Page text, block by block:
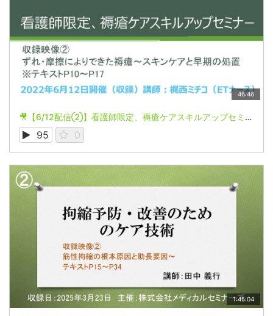
46:46
🎥【6/12配信②】看護師限定、褥瘡ケアスキルアップセミナー
95 0
1:45:04